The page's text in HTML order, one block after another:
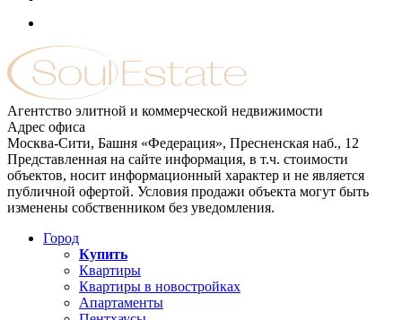
Агентство элитной и коммерческой недвижимости
Адрес офиса
Москва-Сити, Башня «Федерация», Пресненская наб., 12
Представленная на сайте информация, в т.ч. стоимости
объектов, носит информационный характер и не является
публичной офертой. Условия продажи объекта могут быть
изменены собственником без уведомления.
Город
Купить
Квартиры
Квартиры в новостройках
Апартаменты